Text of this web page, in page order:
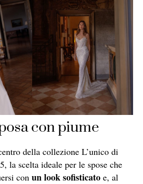
con piume
della collezione L’unico di
la scelta ideale per le spose che
con un look sofisticato e, al